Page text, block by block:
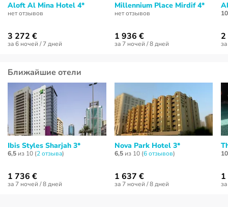
Aloft Al Mina Hotel 4*
нет отзывов
3 272 €
за 6 ночей / 7 дней
Millennium Place Mirdif 4*
нет отзывов
1 936 €
за 7 ночей / 8 дней
10
Ближайшие отели
Ibis Styles Sharjah 3*
6,5 из 10 (2 отзывa)
1 736 €
за 7 ночей / 8 дней
Nova Park Hotel 3*
6,5из 10 (6 отзывов)
1 637 €
за 7 ночей / 8 дней
10